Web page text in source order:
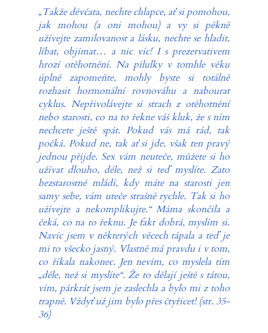
„Takže děvčata, nechte chlapce, ať si pomohou,
jak mohou (a oni mohou) a vy si pěkně
užívejte zamilovanost a lásku, nechte se hladit,
líbat, objímat… a nic víc! I s prezervativem
hrozí otěhotnění. Na pilulky v tomhle věku
úplně zapomeňte, mohly byste si totálně
rozhasit hormonální rovnováhu a nabourat
cyklus. Nepřivolávejte si strach z otěhotnění
nebo starosti, co na to řekne váš kluk, že s ním
nechcete ještě spát. Pokud vás má rád, tak
počká. Pokud ne, tak ať si jde, však ten pravý
jednou přijde. Sex vám neuteče, můžete si ho
užívat dlouho, déle, než si teď myslíte. Zato
bezstarostné mládí, kdy máte na starosti jen
samy sebe, vám uteče strašně rychle. Tak si ho
užívejte a nekomplikujte.“ Máma skončila a
čeká, co na to řeknu. Je fakt dobrá, myslím si.
Navíc jsem v některých věcech tápala a teď je
mi to všecko jasný. Vlastně má pravdu i v tom,
co říkala nakonec. Jen nevím, co myslela tím
„déle, než si myslíte“. Že to dělají ještě s tátou,
vím, párkrát jsem je zaslechla a bylo mi z toho
trapně. Vždyť už jim bylo přes čtyřicet! (str. 35-
36)